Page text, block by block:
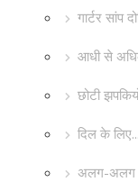
गार्टर सांप
आधी से
छोटी
दिल के
अलग-अलग